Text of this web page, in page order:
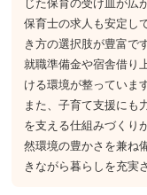
じた保育の受け皿が広
保育士の求人も安定し
き方の選択肢が豊富で
就職準備金や宿舎借り
ける環境が整っています
また、子育て支援にも
を支える仕組みづくり
然環境の豊かさを兼ね
きながら暮らしを充実